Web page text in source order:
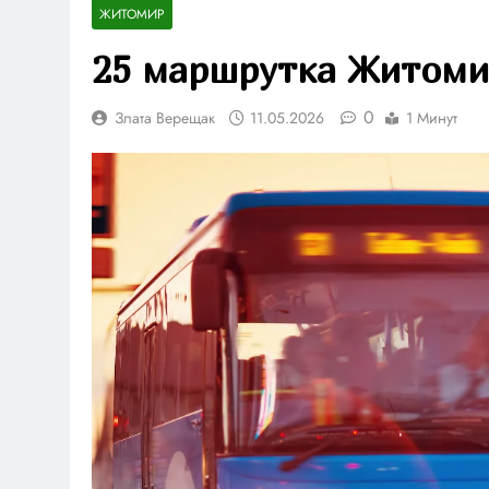
ЖИТОМИР
25 маршрутка
Злата Верещак 11.05.2026 0 1 Минут